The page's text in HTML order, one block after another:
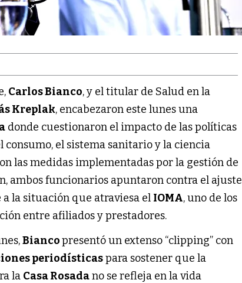
Carlos Bianco, y el titular de Salud en la
Kreplak, encabezaron este lunes una
donde cuestionaron el impacto de las políticas
consumo, el sistema sanitario y la ciencia
las medidas implementadas por la gestión de
ambos funcionarios apuntaron contra el ajuste
la situación que atraviesa el IOMA, uno de los
entre afiliados y prestadores.
Biancopresentó un extenso “clipping” con
periodísticaspara sostener que la
la Casa Rosadano se refleja en la vida